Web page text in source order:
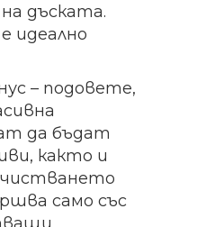
дъската.
идеално
– подовете,
да бъдат
както и
само със